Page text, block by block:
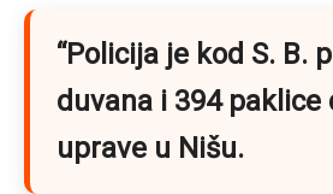
“Policija je kod S. B.
duvana i 394 paklice
uprave u Nišu.